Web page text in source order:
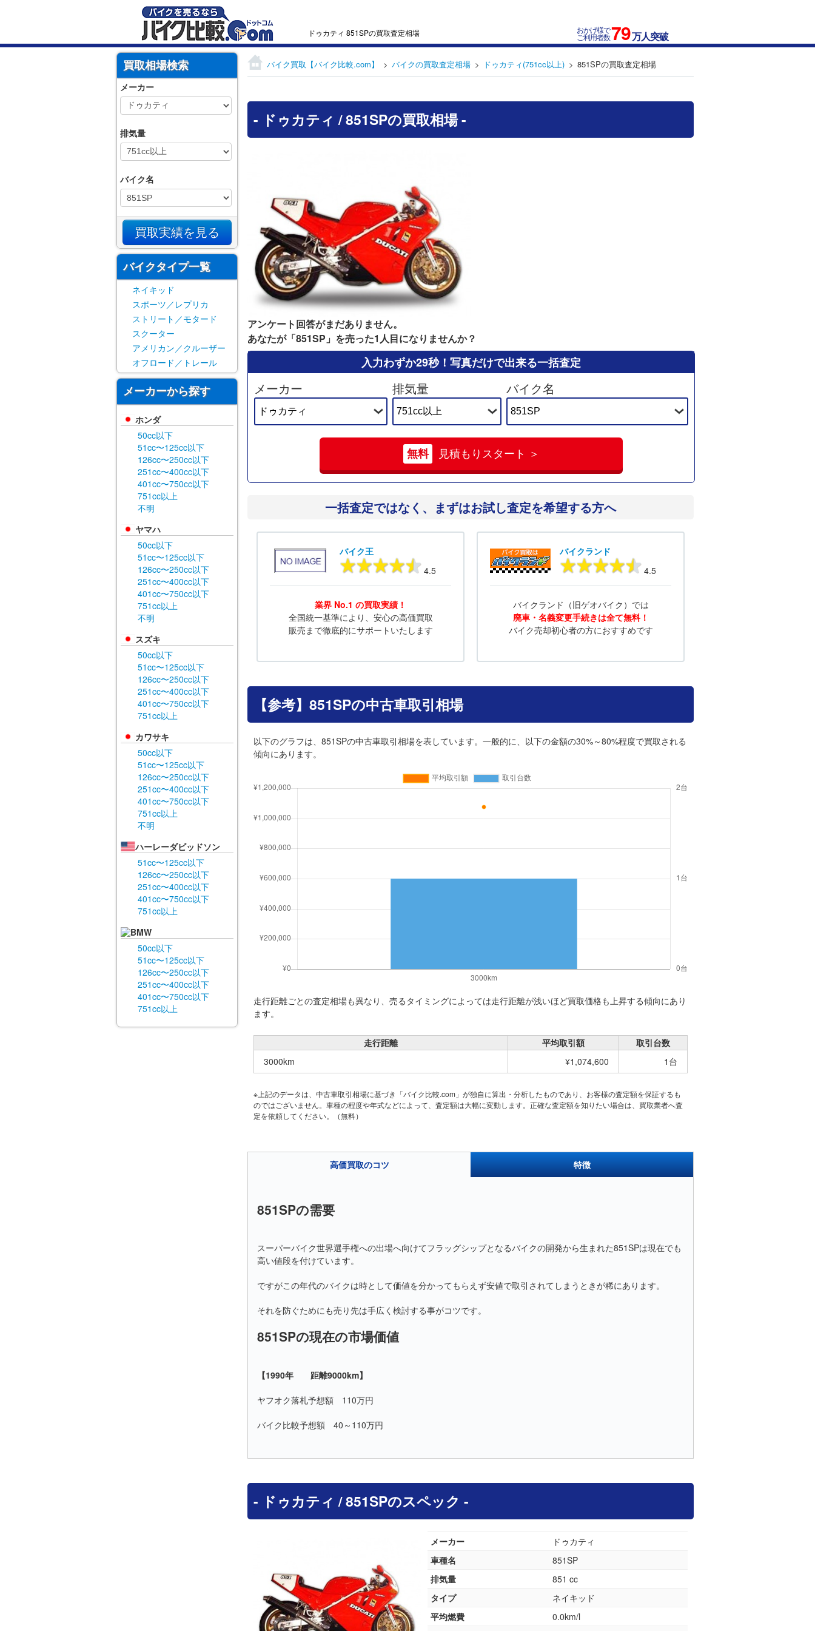
ドゥカティ 851SPの買取査定相場 おかげ様で
ご利用者数79万人突破
バイク買取【バイク比較.com】 バイクの買取査定相場 ドゥカティ(751cc以上) 851SPの買取査定相場
- ドゥカティ / 851SPの買取相場 -
アンケート回答がまだありません。
あなたが「851SP」を売った1人目になりませんか？
入力わずか29秒！ 写真だけで出来る一括査定
メーカー 排気量 バイク名
無料 見積もりスタート ＞
一括査定ではなく、 まずはお試し査定を希望する方へ
バイク王
4.5
業界 No.1 の買取実績！
全国統一基準により、安心の高価買取
販売まで徹底的にサポートいたします
バイクランド
4.5
バイクランド（旧ゲオバイク）では
廃車・名義変更手続きは全て無料！
バイク売却初心者の方におすすめです
【参考】851SPの中古車取引相場
以下のグラフは、851SPの中古車取引相場を表しています。一般的に、以下の金額の30%～80%程度で買取される
傾向にあります。
走行距離ごとの査定相場も異なり、売るタイミングによっては走行距離が浅いほど買取価格も上昇する傾向にあり
ます。
走行距離 平均取引額
取引台数
3000km
¥1,074,600 1台
※上記のデータは、中古車取引相場に基づき「バイク比較.com」が独自に算出・分析したものであり、お客様の査定額を保証するも
のではございません。車種の程度や年式などによって、査定額は大幅に変動します。正確な査定額を知りたい場合は、買取業者へ査
定を依頼してください。（無料）
高価買取のコツ 特徴
851SPの需要
スーパーバイク世界選手権への出場へ向けてフラッグシップとなるバイクの開発から生まれた851SPは現在でも
高い値段を付けています。
ですがこの年代のバイクは時として価値を分かってもらえず安値で取引されてしまうときが稀にあります。
それを防ぐためにも売り先は手広く検討する事がコツです。
851SPの現在の市場価値
【1990年 距離9000km】
ヤフオク落札予想額 110万円
バイク比較予想額 40～110万円
- ドゥカティ / 851SPのスペック -
メーカー
ドゥカティ
車種名
851SP
排気量
851 cc
タイプ
ネイキッド
平均燃費
0.0km/l
買取相場検索
メーカー
排気量
バイク名
バイクタイプ一覧
ネイキッド
スポーツ／レプリカ
ストリート／モタード
スクーター
アメリカン／クルーザー
オフロード／トレール
メーカーから探す
ホンダ
50cc以下
51cc〜125cc以下
126cc〜250cc以下
251cc〜400cc以下
401cc〜750cc以下
751cc以上
不明
ヤマハ
50cc以下
51cc〜125cc以下
126cc〜250cc以下
251cc〜400cc以下
401cc〜750cc以下
751cc以上
不明
スズキ
50cc以下
51cc〜125cc以下
126cc〜250cc以下
251cc〜400cc以下
401cc〜750cc以下
751cc以上
カワサキ
50cc以下
51cc〜125cc以下
126cc〜250cc以下
251cc〜400cc以下
401cc〜750cc以下
751cc以上
不明
ハーレーダビッドソン
51cc〜125cc以下
126cc〜250cc以下
251cc〜400cc以下
401cc〜750cc以下
751cc以上
BMW
50cc以下
51cc〜125cc以下
126cc〜250cc以下
251cc〜400cc以下
401cc〜750cc以下
751cc以上